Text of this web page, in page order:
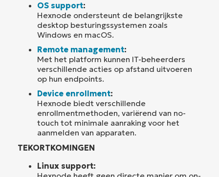
OS support:
Hexnode ondersteunt de belangrijkste
desktop besturingssystemen zoals
Windows en macOS.
Remote management:
Met het platform kunnen IT-beheerders
verschillende acties op afstand uitvoeren
op hun endpoints.
Device enrollment:
Hexnode biedt verschillende
enrollmentmethoden, variërend van no-
touch tot minimale aanraking voor het
aanmelden van apparaten.
TEKORTKOMINGEN
Linux support: